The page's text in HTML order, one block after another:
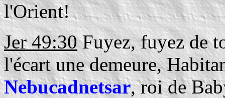
l'Orient!
Jer 49:30Fuyez, fuyez de
l'écart une demeure,
Nebucadnetsar, roi de